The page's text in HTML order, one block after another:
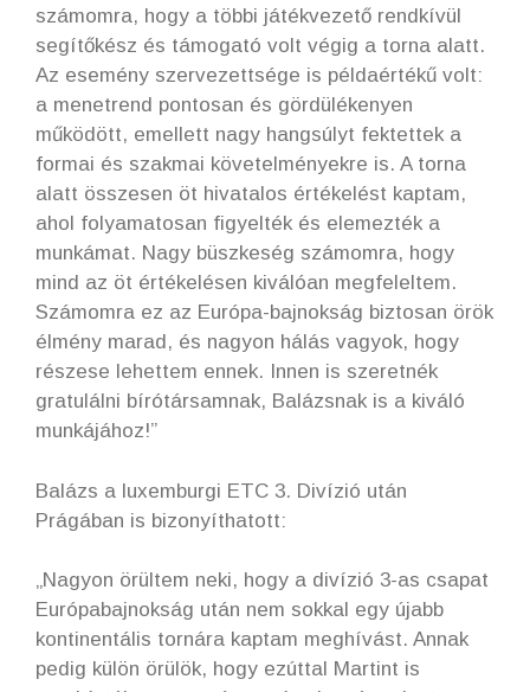
számomra, hogy a többi játékvezető rendkívül
segítőkész és támogató volt végig a torna alatt.
Az esemény szervezettsége is példaértékű volt:
a menetrend pontosan és gördülékenyen
működött, emellett nagy hangsúlyt fektettek a
formai és szakmai követelményekre is. A torna
alatt összesen öt hivatalos értékelést kaptam,
ahol folyamatosan figyelték és elemezték a
munkámat. Nagy büszkeség számomra, hogy
mind az öt értékelésen kiválóan megfeleltem.
Számomra ez az Európa-bajnokság biztosan örök
élmény marad, és nagyon hálás vagyok, hogy
részese lehettem ennek. Innen is szeretnék
gratulálni bírótársamnak, Balázsnak is a kiváló
munkájához!”
Balázs a luxemburgi ETC 3. Divízió után
Prágában is bizonyíthatott:
„Nagyon örültem neki, hogy a divízió 3-as csapat
Európabajnokság után nem sokkal egy újabb
kontinentális tornára kaptam meghívást. Annak
pedig külön örülök, hogy ezúttal Martint is